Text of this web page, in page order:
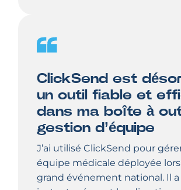
ClickSend est
un outil fiable et
dans ma boîte à
gestion d’équipe
J’ai utilisé ClickSend pour
équipe médicale déployée lors
grand événement national. Il